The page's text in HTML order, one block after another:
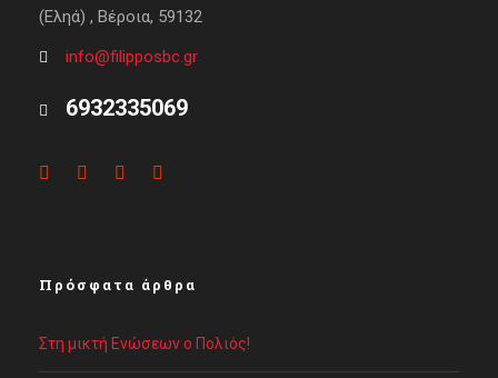
(Εληά) , Βέροια, 59132
info@filipposbc.gr
6932335069
Πρόσφατα άρθρα
Στη μικτή Ενώσεων ο Πολιός!